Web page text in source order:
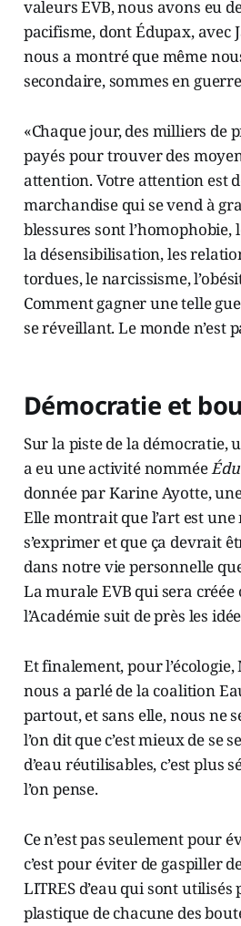
valeurs EVB, nous avons eu
pacifisme, dont Édupax, avec
nous a montré que même
secondaire, sommes en
«Chaque jour, des milliers de
payés pour trouver des
attention. Votre attention est
marchandise qui se vend à
blessures sont l’homophobie,
la désensibilisation, les
tordues, le narcissisme,
Comment gagner une telle
se réveillant. Le monde n’est
Démocratie et
Sur la piste de la démocratie,
a eu une activité nommée
donnée par Karine Ayotte,
Elle montrait que l’art est une
s’exprimer et que ça devrait
dans notre vie personnelle
La murale EVB qui sera créée
l’Académie suit de près les
Et finalement, pour
nous a parlé de la coalition
partout, et sans elle, nous ne
l’on dit que c’est mieux de se
d’eau réutilisables, c’est plus
l’on pense.
Ce n’est pas seulement pour
c’est pour éviter de gaspiller
LITRES d’eau qui sont
plastique de chacune des